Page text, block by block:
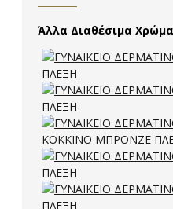
Άλλα Διαθέσιμα